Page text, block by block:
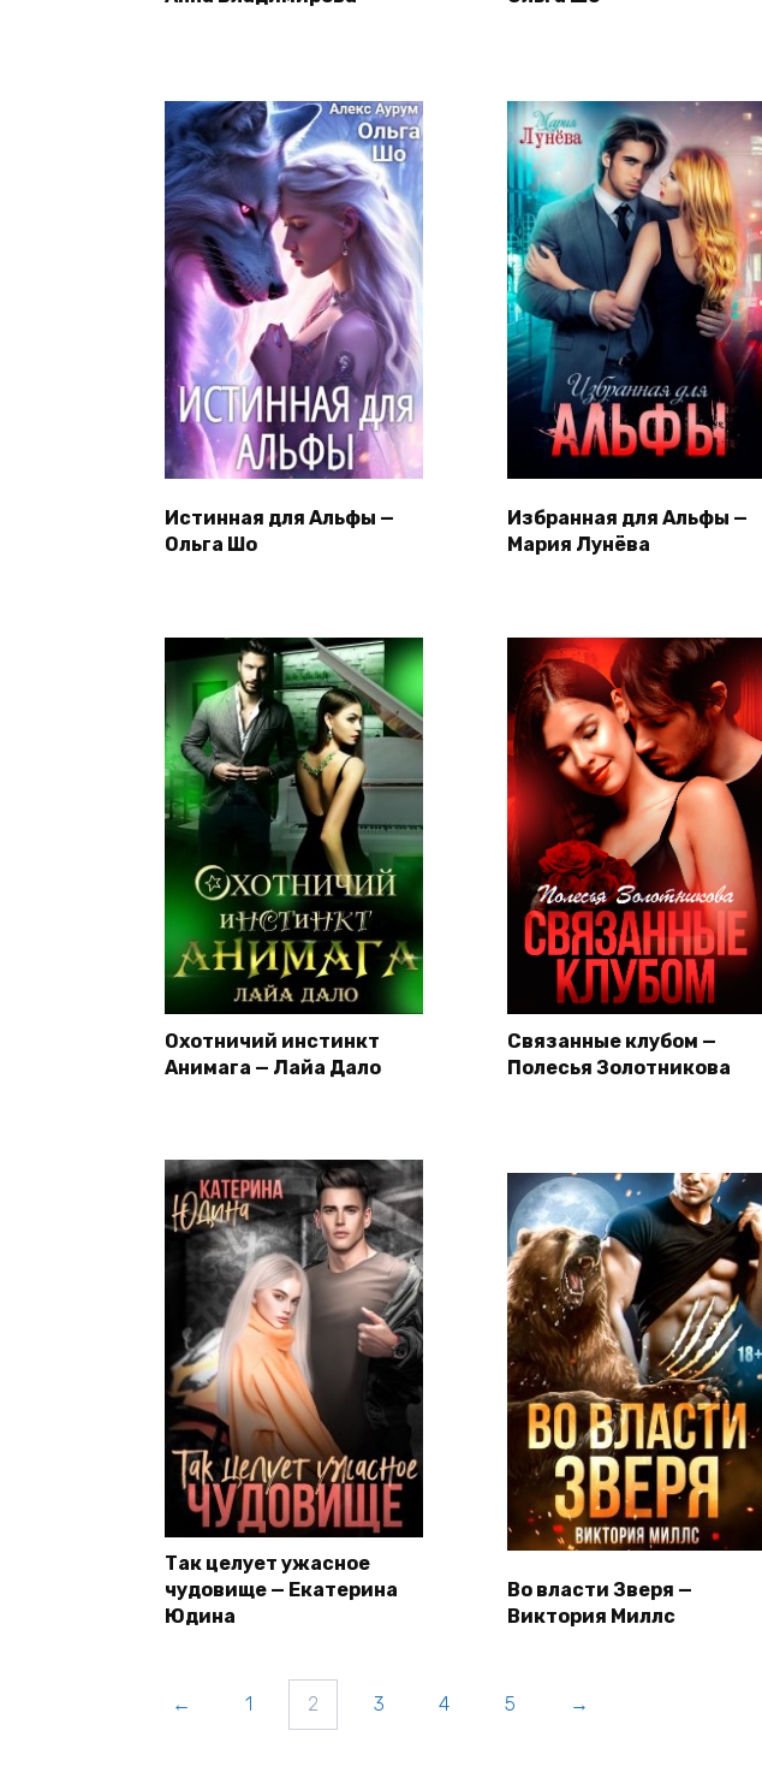
Истинная для Альфы —
Ольга Шо
Избранная для Альфы —
Мария Лунёва
Охотничий инстинкт
Анимага — Лайа Дало
Связанные клубом —
Полесья Золотникова
Так целует ужасное
чудовище — Екатерина
Юдина
Во власти Зверя —
Виктория Миллс
← 1 2 3 4 5 →